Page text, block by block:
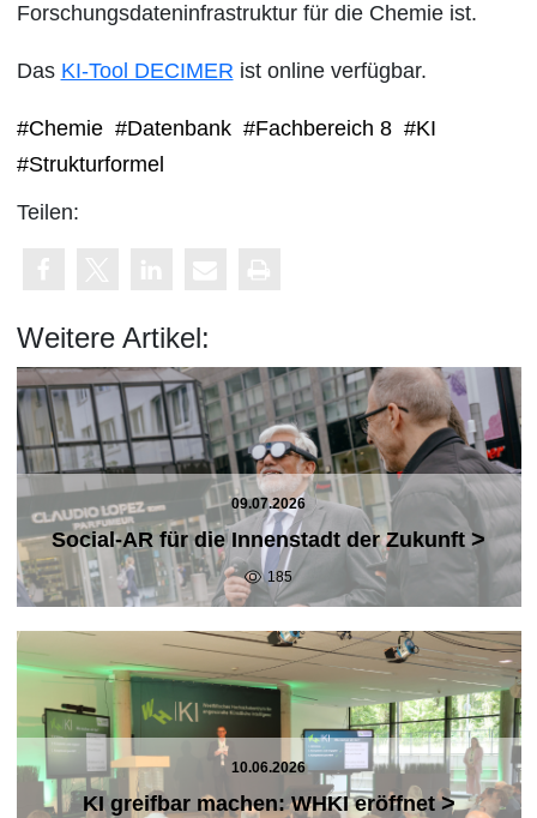
Forschungsdateninfrastruktur für die Chemie ist.
Das KI-Tool DECIMER ist online verfügbar.
#Chemie #Datenbank #Fachbereich 8 #KI
#Strukturformel
Teilen:
Weitere Artikel:
09.07.2026
Social-AR für die Innenstadt der Zukunft >
185
10.06.2026
KI greifbar machen: WHKI eröffnet>